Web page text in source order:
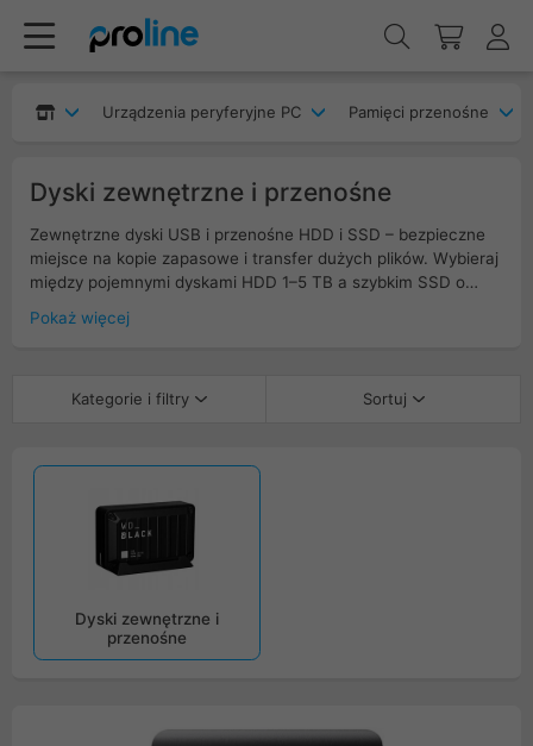
Urządzenia peryferyjne PC Pamięci przenośne
Dyski zewnętrzne i przenośne
Zewnętrzne dyski USB i przenośne HDD i SSD – bezpieczne
miejsce na kopie zapasowe i transfer dużych plików. Wybieraj
między pojemnymi dyskami HDD 1–5 TB a szybkim SSD o
1/Gen 2 oraz USB-C, obsługa Windows, macOS i konsol.
Obudowy odporne na wstrząsy, wodoszczelne etui, przewody
pojemność, szybkość i mobilność.
Pokaż więcej
Kategorie i filtry Sortuj
Dyski zewnętrzne i
przenośne